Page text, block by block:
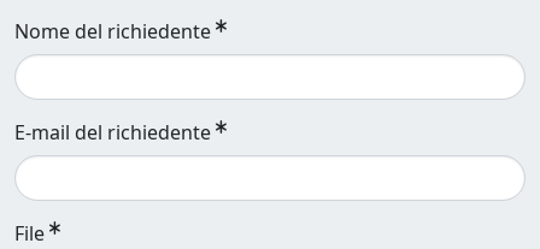
Nome del richiedente
E-mail del richiedente
File